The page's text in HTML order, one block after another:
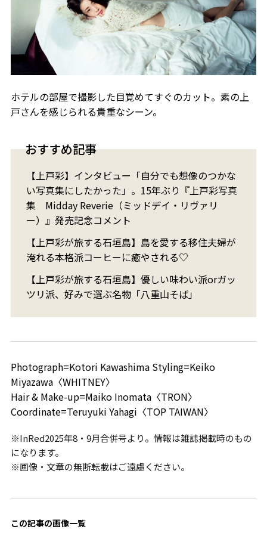
ホテルの部屋で撮影した目覚めてすぐのカット。素の上
戸さんを感じられる貴重なシーン。
おすすめ記事
【上戸彩】インタビュー「自分でも想像のつかな
い写真集にしたかった」。15年ぶり『上戸彩写真
集 Midday Reverie（ミッドデイ・リヴァリ
ー）』発売記念コメント
【上戸彩が旅する石垣島】島を愛する移住夫婦が
淹れる本格派コーヒーに癒やされる♡
【上戸彩が旅する石垣島】優しい味わい派orガッ
ツリ派、好みで選ぶ名物「八重山そば」
Photograph=Kotori Kawashima Styling=Keiko
Miyazawa〈WHITNEY〉
Hair & Make-up=Maiko Inomata〈TRON〉
Coordinate=Teruyuki Yahagi〈TOP TAIWAN〉
※InRed2025年8・9月合併号より。情報は雑誌掲載時のもの
になります。
※画像・文章の無断転載はご遠慮ください。
この記事の画像一覧